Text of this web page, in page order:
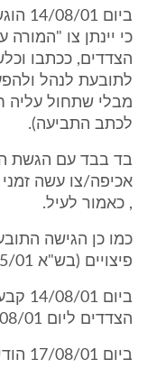
כי יינתן צו
הצדדים, ככתבו
לתובעת לנהל
לכתב התביעה).
בד בבד עם הגשת
, כאמור לעיל.
כמו כן הגישה
פיצויים (בש"א 6215/01).
הצדדים ליום 17/08/01.